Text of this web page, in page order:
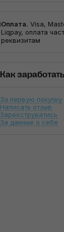
Оплата. Visa,
Liqpay, оплата
реквизитам
Как
За первую покупку
Написать отзыв
Зареєструватись
За данные о себе